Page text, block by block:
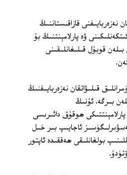
نەزەربايىفنى قازاقىستاننىڭ
ۋە پارلامېنتنىڭ بۇ
قوبۇل قىلىغانلىقىنى
قىلىۋاتقان نەزەربايىفنىڭ
بىرگە، ئۇنىڭ
ھوقۇق دائىرىسى
ئاجايىپ بىر خىل
بولغانلىقى ھەققىدە ئاپتور